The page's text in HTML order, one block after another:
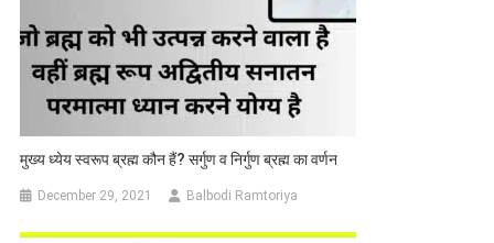
मुख्य ध्येय स्वरूप ब्रह्म कौन हैं? सर्गुण व निर्गुण ब्रह्म का वर्णन
December 29, 2021 Balbodi Ramtoriya